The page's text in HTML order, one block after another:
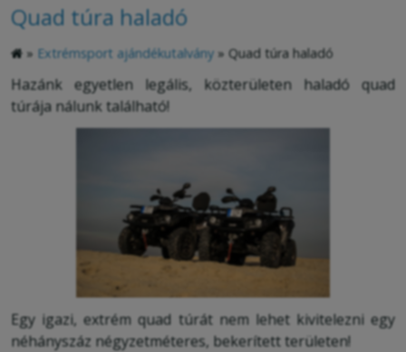
Quad túra haladó
» Extrémsport ajándékutalvány » Quad túra haladó
Hazánk egyetlen legális, közterületen haladó quad
túrája nálunk található!
Egy igazi, extrém quad túrát nem lehet kivitelezni egy
néhányszáz négyzetméteres, bekerített területen!